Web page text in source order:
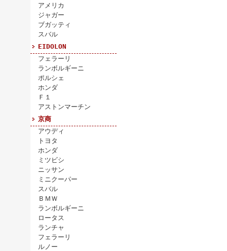
アメリカ
ジャガー
ブガッティ
スバル
EIDOLON
フェラーリ
ランボルギーニ
ポルシェ
ホンダ
Ｆ１
アストンマーチン
京商
アウディ
トヨタ
ホンダ
ミツビシ
ニッサン
ミニクーパー
スバル
ＢＭＷ
ランボルギーニ
ロータス
ランチャ
フェラーリ
ルノー